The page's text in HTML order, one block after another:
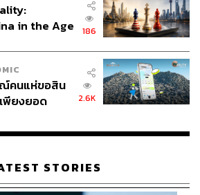
in the Age
186
ณ์คนแห่ขอสิน
พียงยอด
2.6K
STORIES